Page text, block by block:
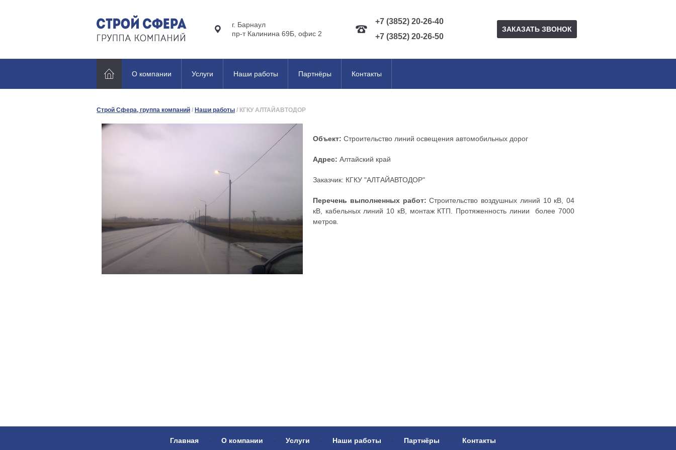
г. Барнаул
пр-т Калинина 69Б, офис 2
+7 (3852) 20-26-40
+7 (3852) 20-26-50
ЗАКАЗАТЬ ЗВОНОК
О компании Услуги Наши работы Партнёры Контакты
Строй Сфера, группа компаний / Наши работы / КГКУ АЛТАЙАВТОДОР
Объект: Строительство линий освещения автомобильных дорог
Адрес: Алтайский край
Заказчик: КГКУ "АЛТАЙАВТОДОР"
Перечень выполненных работ:Строительство воздушных линий 10 кВ, 04
кВ, кабельных линий 10 кВ, монтаж КТП. Протяженность линии более 7000
метров.
Главная - О компании - Услуги - Наши работы - Партнёры - Контакты